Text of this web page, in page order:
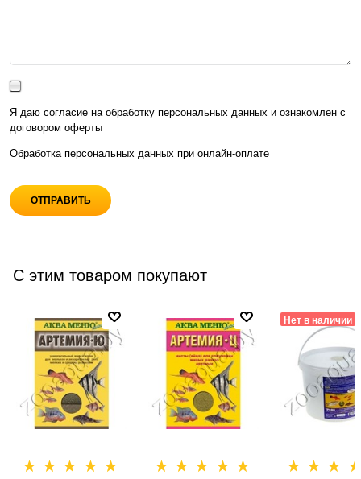
Я даю согласие на обработку персональных данных и ознакомлен с
договором оферты
Обработка персональных данных при онлайн-оплате
С этим товаром покупают
Нет в наличии